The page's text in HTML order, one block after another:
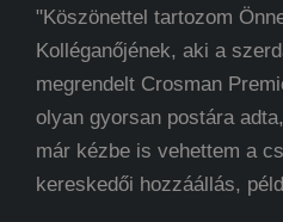
"Köszönettel tartozom
Kolléganőjének, aki a
megrendelt Crosman
olyan gyorsan postára
már kézbe is vehettem a
kereskedői hozzáállás,